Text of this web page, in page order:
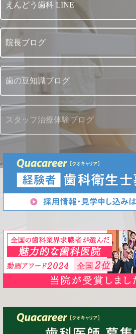
えんどう歯科 LINE
院長ブログ
歯の豆知識ブログ
スタッフ治療体験ブログ